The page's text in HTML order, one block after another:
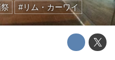
#リム・カーワイ